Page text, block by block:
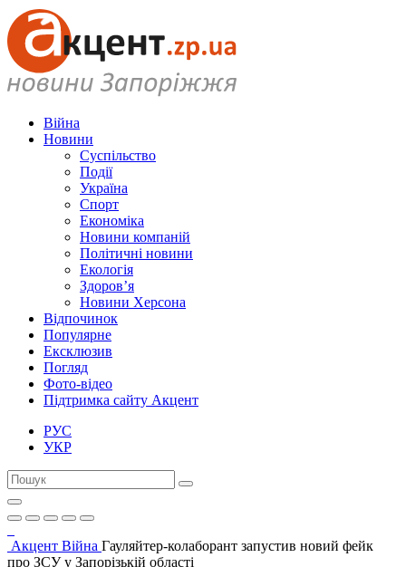
Війна
Новини
Суспільство
Події
Україна
Спорт
Економіка
Новини компаній
Політичні новини
Екологія
Здоров’я
Новини Херсона
Відпочинок
Популярне
Ексклюзив
Погляд
Фото-відео
Підтримка сайту Акцент
РУС
УКР
Акцент Війна Гауляйтер-колаборант запустив новий фейк
про ЗСУ у Запорізькій області